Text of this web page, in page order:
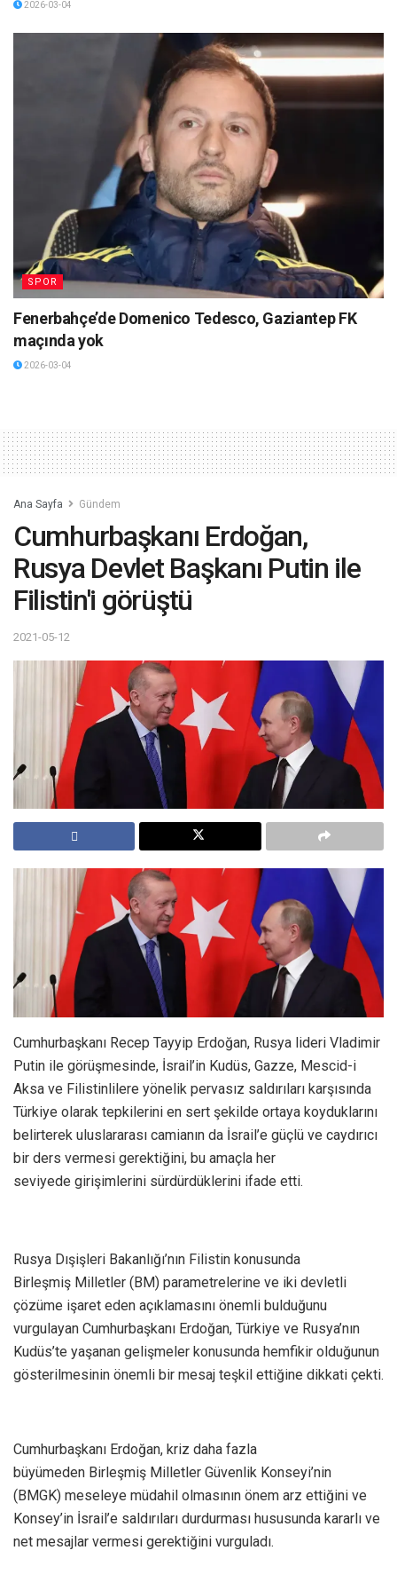
2026-03-04
SPOR
Fenerbahçe’de Domenico Tedesco, Gaziantep FK
maçında yok
2026-03-04
Ana Sayfa Gündem
Cumhurbaşkanı Erdoğan,
Rusya Devlet Başkanı Putin ile
Filistin'i görüştü
2021-05-12
Cumhurbaşkanı Recep Tayyip Erdoğan, Rusya lideri Vladimir
Putin ile görüşmesinde, İsrail’in Kudüs, Gazze, Mescid-i
Aksa ve Filistinlilere yönelik pervasız saldırıları karşısında
Türkiye olarak tepkilerini en sert şekilde ortaya koyduklarını
belirterek uluslararası camianın da İsrail’e güçlü ve caydırıcı
bir ders vermesi gerektiğini, bu amaçla her
seviyede girişimlerini sürdürdüklerini ifade etti.
Rusya Dışişleri Bakanlığı’nın Filistin konusunda
Birleşmiş Milletler (BM) parametrelerine ve iki devletli
çözüme işaret eden açıklamasını önemli bulduğunu
vurgulayan Cumhurbaşkanı Erdoğan, Türkiye ve Rusya’nın
Kudüs’te yaşanan gelişmeler konusunda hemfikir olduğunun
gösterilmesinin önemli bir mesaj teşkil ettiğine dikkati çekti.
Cumhurbaşkanı Erdoğan, kriz daha fazla
büyümeden Birleşmiş Milletler Güvenlik Konseyi’nin
(BMGK) meseleye müdahil olmasının önem arz ettiğini ve
Konsey’in İsrail’e saldırıları durdurması hususunda kararlı ve
net mesajlar vermesi gerektiğini vurguladı.